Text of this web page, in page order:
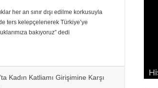
her an sınır dışı edilme korkusuyla
ters kelepçelenerek Türkiye’ye
bakıyoruz” dedi
Kadın Katliamı Girişimine Karşı